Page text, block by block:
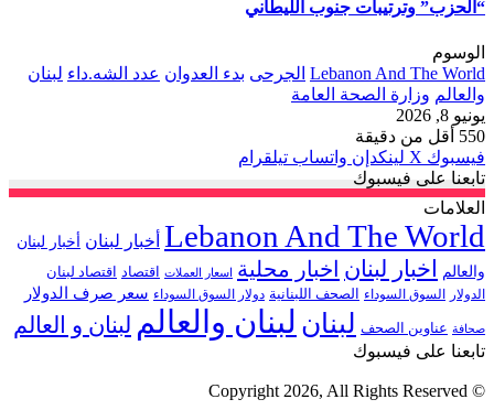
“الحزب” وترتيبات جنوب الليطاني
الوسوم
Lebanon And The World الجرحى بدء العدوان عدد الشه.داء لبنان
والعالم وزارة الصحة العامة
يونيو 8, 2026
550 أقل من دقيقة
فيسبوك ‫X لينكدإن واتساب تيلقرام
تابعنا على فيسبوك
العلامات
Lebanon And The World أخبار لبنان أخبار لبنان
والعالم
اخبار لبنان اخبار محلية اسعار العملات اقتصاد اقتصاد لبنان
الدولار السوق السوداء الصحف اللبنانية دولار السوق السوداء سعر صرف الدولار
صحافة عناوين الصحف لبنان لبنان والعالم لبنان و العالم
تابعنا على فيسبوك
© Copyright 2026, All Rights Reserved